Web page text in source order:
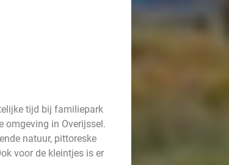
tijd bij familiepark
omgeving in Overijssel.
natuur, pittoreske
voor de kleintjes is er